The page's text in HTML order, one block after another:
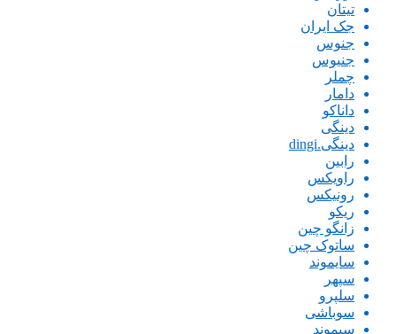
تیتان
جک ایران
جنوس
جنیوس
چملر
دامار
داناکو
دینگی
دینگی.dingi
رابین
راویکس
رونیکس
ریکو
زانگو چین
ساتوک چین
سایموند
سپهر
سلپرو
سوباشی
سیموند